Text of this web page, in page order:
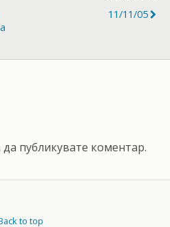
11/11/05
да публикувате коментар.
to top